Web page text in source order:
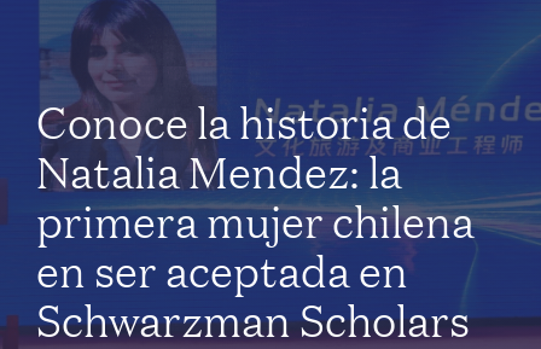
Conoce la historia de
Natalia Mendez: la
primera mujer chilena
en ser aceptada en
Schwarzman Scholars